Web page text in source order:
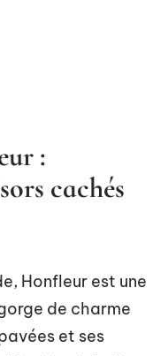
:
cachés
Honfleur est une
de charme
et ses